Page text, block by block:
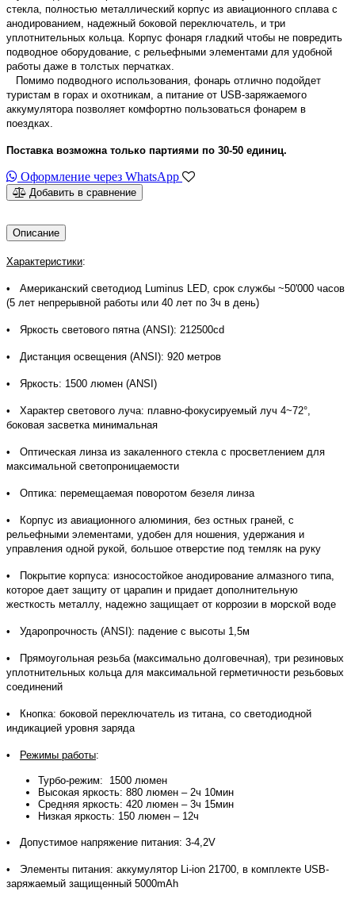
стекла, полностью металлический корпус из авиационного сплава с
анодированием, надежный боковой переключатель, и три
уплотнительных кольца. Корпус фонаря гладкий чтобы не повредить
подводное оборудование, с рельефными элементами для удобной
работы даже в толстых перчатках.
Помимо подводного использования, фонарь отлично подойдет
туристам в горах и охотникам, а питание от USB-заряжаемого
аккумулятора позволяет комфортно пользоваться фонарем в
поездках.
Поставка возможна только партиями по 30-50 единиц.
Оформление через WhatsApp
Добавить в сравнение
Описание
Характеристики:
• Американский светодиод Luminus LED, срок службы ~50'000 часов
(5 лет непрерывной работы или 40 лет по 3ч в день)
• Яркость светового пятна (ANSI): 212500cd
• Дистанция освещения (ANSI): 920 метров
• Яркость: 1500 люмен (ANSI)
• Характер светового луча: плавно-фокусируемый луч 4~72°,
боковая засветка минимальная
• Оптическая линза из закаленного стекла с просветлением для
максимальной светопроницаемости
• Оптика: перемещаемая поворотом безеля линза
• Корпус из авиационного алюминия, без остных граней, с
рельефными элементами, удобен для ношения, удержания и
управления одной рукой, большое отверстие под темляк на руку
• Покрытие корпуса: износостойкое анодирование алмазного типа,
которое дает защиту от царапин и придает дополнительную
жесткость металлу, надежно защищает от коррозии в морской воде
• Ударопрочность (ANSI): падение с высоты 1,5м
• Прямоугольная резьба (максимально долговечная), три резиновых
уплотнительных кольца для максимальной герметичности резьбовых
соединений
• Кнопка: боковой переключатель из титана, со светодиодной
индикацией уровня заряда
• Режимы работы:
Турбо-режим: 1500 люмен
Высокая яркость: 880 люмен – 2ч 10мин
Средняя яркость: 420 люмен – 3ч 15мин
Низкая яркость: 150 люмен – 12ч
• Допустимое напряжение питания: 3-4,2V
• Элементы питания: аккумулятор Li-ion 21700, в комплекте USB-
заряжаемый защищенный 5000mAh